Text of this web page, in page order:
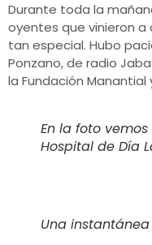
Durante toda la
oyentes que vinieron
tan especial. Hubo
Ponzano, de radio
la Fundación Manantial
En la foto
Hospital de Día
Una